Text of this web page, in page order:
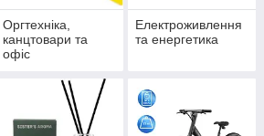
Оргтехніка,
канцтовари та
офіс
Електроживлення
та енергетика